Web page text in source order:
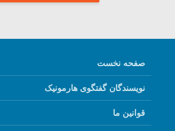
صفحه نخست
نویسندگان گفتگوی هارمونیک
قوانین ما